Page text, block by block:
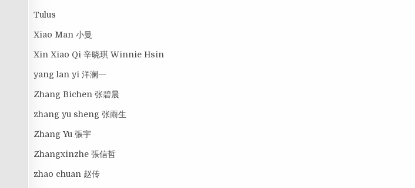
Tulus
Xiao Man 小曼
Xin Xiao Qi 辛晓琪 Winnie Hsin
yang lan yi 洋澜一
Zhang Bichen 张碧晨
zhang yu sheng 张雨生
Zhang Yu 張宇
Zhangxinzhe 張信哲
zhao chuan 赵传